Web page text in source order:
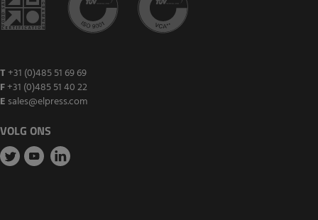
T +31 (0)485 51 69 69
F+31 (0)485 51 40 22
E sales@elpress.com
VOLG ONS